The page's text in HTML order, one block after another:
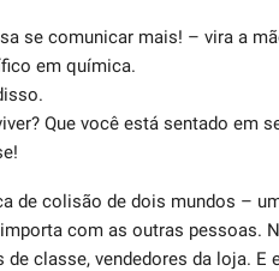
se comunicar mais! – vira a
em química.
Que você está sentado em
de colisão de dois mundos –
com as outras pessoas.
de classe, vendedores da loja.